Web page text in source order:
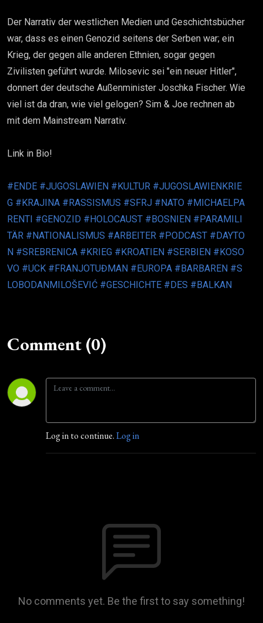
Der Narrativ der westlichen Medien und Geschichtsbücher
war, dass es einen Genozid seitens der Serben war; ein
Krieg, der gegen alle anderen Ethnien, sogar gegen
Zivilisten geführt wurde. Milosevic sei "ein neuer Hitler",
donnert der deutsche Außenminister Joschka Fischer. Wie
viel ist da dran, wie viel gelogen? Sim & Joe rechnen ab
mit dem Mainstream Narrativ.
Link in Bio!
#ENDE #JUGOSLAWIEN #KULTUR #JUGOSLAWIENKRIE
G #KRAJINA #RASSISMUS #SFRJ #NATO #MICHAELPA
RENTI #GENOZID #HOLOCAUST #BOSNIEN #PARAMILI
TÄR #NATIONALISMUS #ARBEITER #PODCAST #DAYTO
N #SREBRENICA #KRIEG #KROATIEN #SERBIEN #KOSO
VO #UCK #FRANJOTUĐMAN #EUROPA #BARBAREN #S
LOBODANMILOŠEVIĆ #GESCHICHTE #DES #BALKAN
Comment (0)
Log in to continue.Log in
No comments yet. Be the first to say something!